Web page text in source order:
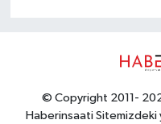
© Copyright 2011-
Haberinsaati Sitemizdeki